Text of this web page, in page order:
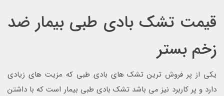
قیمت تشک بادی طبی بیمار ضد
زخم بستر
یکی از پر فروش ترین تشک های بادی طبی که مزیت های زیادی
دارد و پر کاربرد نیز می باشد تشک بادی طبی بیمار است که با داشتن